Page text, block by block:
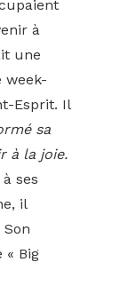
à
une
week-
Esprit. Il
sa
à la joie.
ses
il
« Big